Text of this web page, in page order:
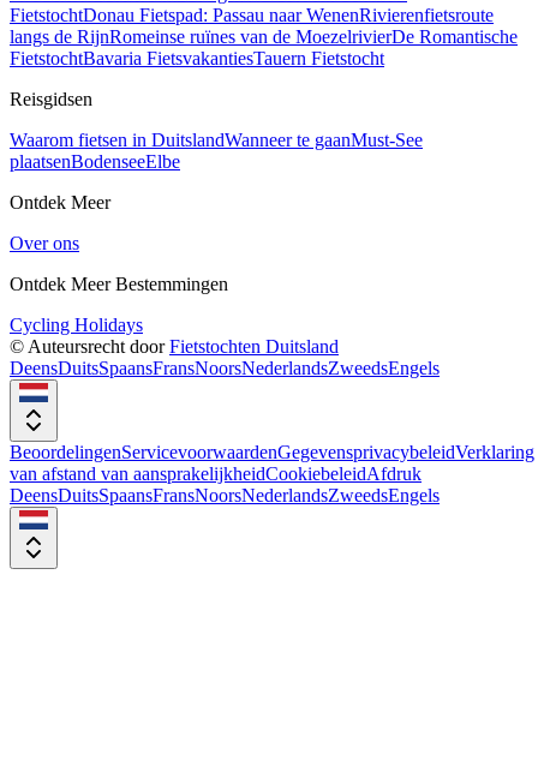
FietstochtDonau Fietspad: Passau naar WenenRivierenfietsroute
langs de RijnRomeinse ruïnes van de MoezelrivierDe Romantische
FietstochtBavaria FietsvakantiesTauern Fietstocht
Reisgidsen
Waarom fietsen in DuitslandWanneer te gaanMust-See
plaatsenBodenseeElbe
Ontdek Meer
Over ons
Ontdek Meer Bestemmingen
Cycling Holidays
© Auteursrecht door Fietstochten Duitsland
DeensDuitsSpaansFransNoorsNederlandsZweedsEngels
BeoordelingenServicevoorwaardenGegevensprivacybeleidVerklaring
van afstand van aansprakelijkheidCookiebeleidAfdruk
DeensDuitsSpaansFransNoorsNederlandsZweedsEngels